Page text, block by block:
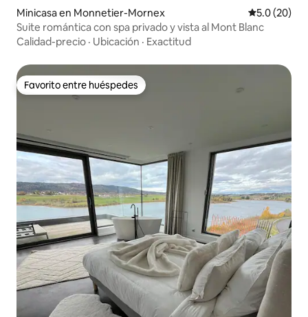
Minicasa en Monnetier-Mornex Calificación
5.0 (20)
Suite romántica con spa privado y vista al Mont Blanc
Calidad-precio · Ubicación · Exactitud
Favorito entre huéspedes
Favorito entre huéspedes